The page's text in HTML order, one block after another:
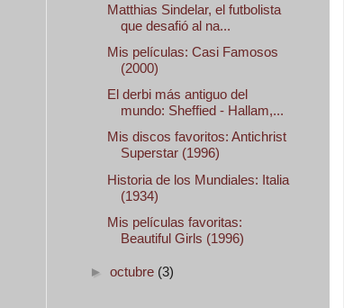
Matthias Sindelar, el futbolista
que desafió al na...
Mis películas: Casi Famosos
(2000)
El derbi más antiguo del
mundo: Sheffied - Hallam,...
Mis discos favoritos: Antichrist
Superstar (1996)
Historia de los Mundiales: Italia
(1934)
Mis películas favoritas:
Beautiful Girls (1996)
► octubre (3)